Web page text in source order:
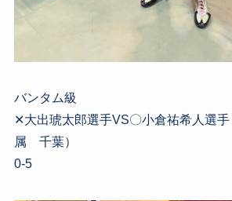
バンタム級
✕大出琥太郎選手VS〇小倉祐希人選
属 千葉）
0-5